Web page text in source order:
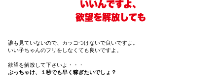
いいんですよ、
欲望を解放しても
誰も見ていないので、カッコつけないで良いですよ。
いい子ちゃんのフリをしなくても良いですよ。
欲望を解放して下さいよ・・・
ぶっちゃけ、１秒でも早く稼ぎたいでしょ？